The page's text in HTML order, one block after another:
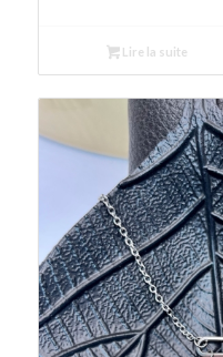
Lire la suite